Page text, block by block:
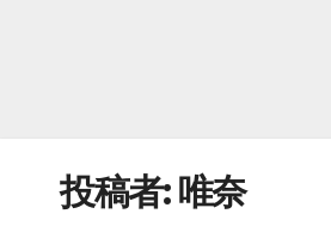
投稿者:唯奈